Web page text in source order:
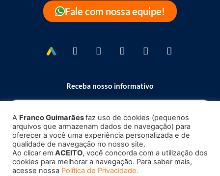
Fale com nossa equipe!
Receba nosso informativo
Enviar
A Franco Guimarãesfaz uso de cookies (pequenos
arquivos que armazenam dados de navegação) para
oferecer a você uma experiência personalizada e de
qualidade de navegação no nosso site.
Ao clicar em ACEITO, você concorda com a utilização dos
cookies para melhorar a navegação. Para saber mais,
acesse nossa Política de Privacidade.